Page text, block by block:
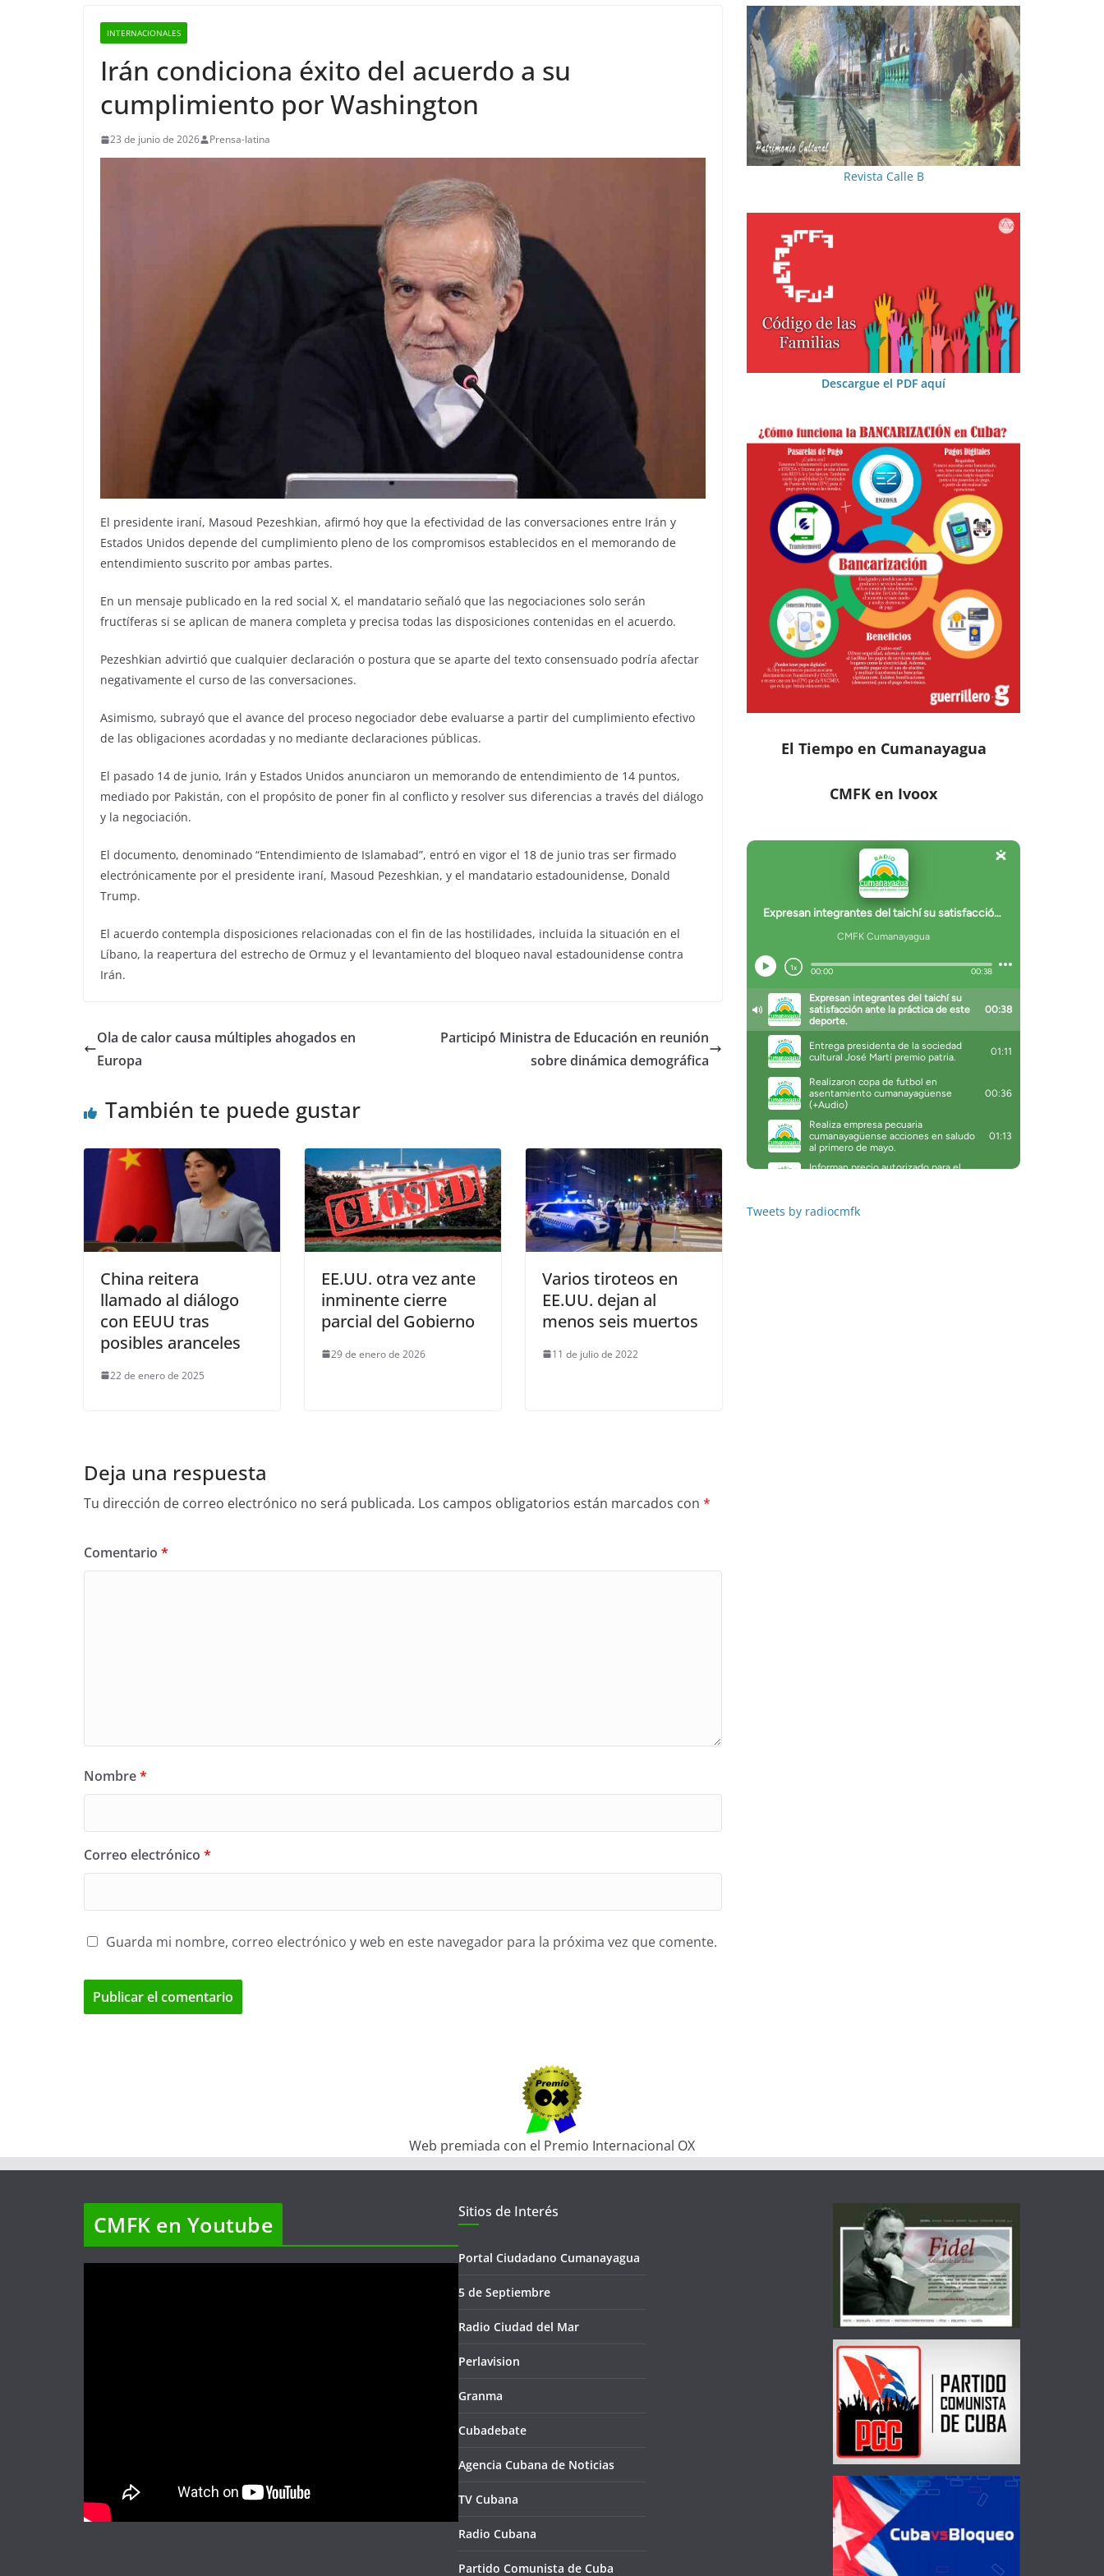
INTERNACIONALES
Irán condiciona éxito del acuerdo a su
cumplimiento por Washington
23 de junio de 2026 Prensa-latina
El presidente iraní, Masoud Pezeshkian, afirmó hoy que la efectividad de las conversaciones entre Irán y
Estados Unidos depende del cumplimiento pleno de los compromisos establecidos en el memorando de
entendimiento suscrito por ambas partes.
En un mensaje publicado en la red social X, el mandatario señaló que las negociaciones solo serán
fructíferas si se aplican de manera completa y precisa todas las disposiciones contenidas en el acuerdo.
Pezeshkian advirtió que cualquier declaración o postura que se aparte del texto consensuado podría afectar
negativamente el curso de las conversaciones.
Asimismo, subrayó que el avance del proceso negociador debe evaluarse a partir del cumplimiento efectivo
de las obligaciones acordadas y no mediante declaraciones públicas.
El pasado 14 de junio, Irán y Estados Unidos anunciaron un memorando de entendimiento de 14 puntos,
mediado por Pakistán, con el propósito de poner fin al conflicto y resolver sus diferencias a través del diálogo
y la negociación.
El documento, denominado “Entendimiento de Islamabad”, entró en vigor el 18 de junio tras ser firmado
electrónicamente por el presidente iraní, Masoud Pezeshkian, y el mandatario estadounidense, Donald
Trump.
El acuerdo contempla disposiciones relacionadas con el fin de las hostilidades, incluida la situación en el
Líbano, la reapertura del estrecho de Ormuz y el levantamiento del bloqueo naval estadounidense contra
Irán.
Ola de calor causa múltiples ahogados en
Europa
Participó Ministra de Educación en reunión
sobre dinámica demográfica
También te puede gustar
China reitera
llamado al diálogo
con EEUU tras
posibles aranceles
22 de enero de 2025
EE.UU. otra vez ante
inminente cierre
parcial del Gobierno
29 de enero de 2026
Varios tiroteos en
EE.UU. dejan al
menos seis muertos
11 de julio de 2022
Deja una respuesta
Tu dirección de correo electrónico no será publicada. Los campos obligatorios están marcados con *
Comentario *
Nombre*
Correo electrónico *
Guarda mi nombre, correo electrónico y web en este navegador para la próxima vez que comente.
Revista Calle B
Descargue el PDF aquí
El Tiempo en Cumanayagua
CMFK en Ivoox
Tweets by radiocmfk
Web premiada con el Premio Internacional OX
CMFK en Youtube Sitios de Interés
Portal Ciudadano Cumanayagua
5 de Septiembre
Radio Ciudad del Mar
Perlavision
Granma
Cubadebate
Agencia Cubana de Noticias
TV Cubana
Radio Cubana
Partido Comunista de Cuba